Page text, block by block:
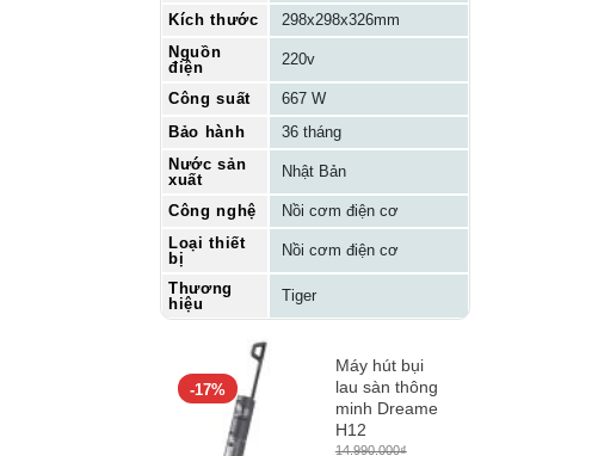
Kích thước
298x298x326mm
Nguồn
điện
220v
Công suất
667 W
Bảo hành
36 tháng
Nước sản
xuất
Nhật Bản
Công nghệ
Nồi cơm điện cơ
Loại thiết
bị
Nồi cơm điện cơ
Thương
hiệu
Tiger
-17%
Máy hút bụi
lau sàn thông
minh Dreame
H12
14.990.000₫